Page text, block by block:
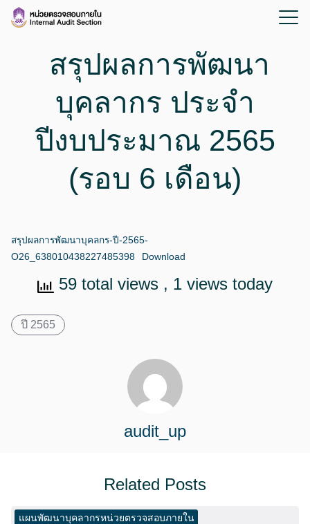
สรุปผลการพัฒนา
บุคลากร ประจำ
ปีงบประมาณ 2565
(รอบ 6 เดือน)
สรุปผลการพัฒนาบุคลกร-ปี-2565-
O26_638010438227485398
Download
59 total views , 1 views today
ปี 2565
audit_up
Related Posts
แผนพัฒนาบุคลากรหน่วยตรวจสอบภายใน